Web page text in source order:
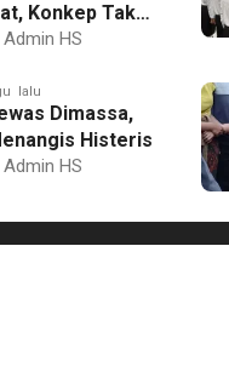
Konkep Tak
Admin HS
lalu
Dimassa,
Histeris
Admin HS